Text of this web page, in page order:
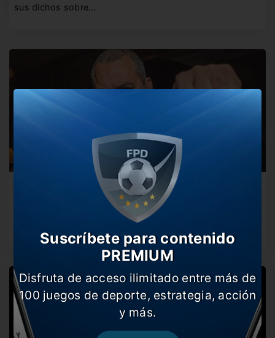
sus dichos sobre…
Chilavert ya le pegó a Barros Schelotto
El histórico arquero lo recibió a su manera. Tras la salida
Suscríbete para contenido
PREMIUM
Disfruta de acceso ilimitado entre más de
100 juegos de deporte, estrategia, acción
y más.